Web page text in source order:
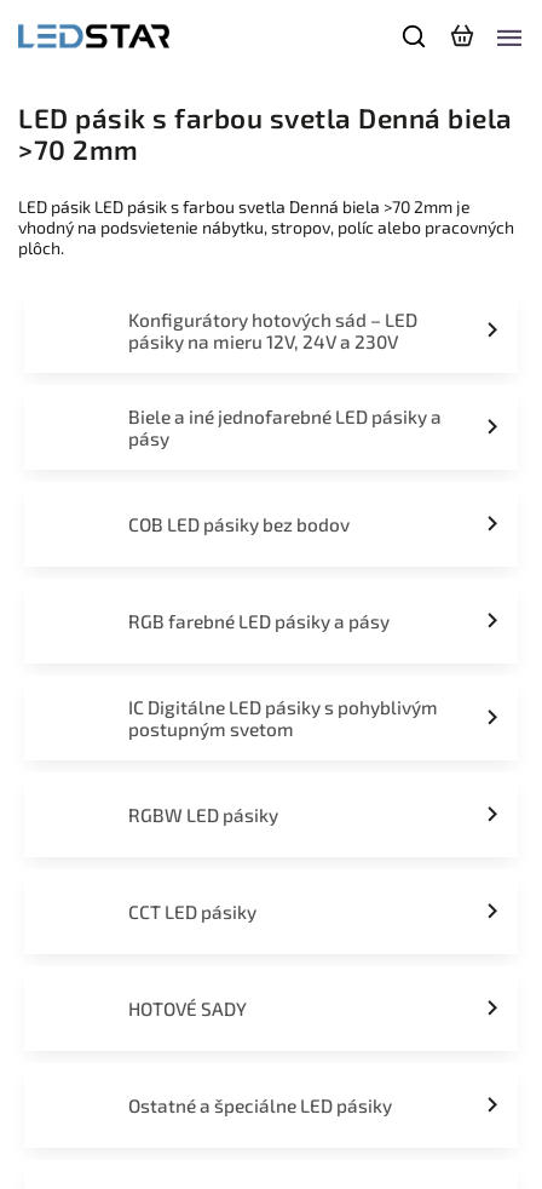
LED pásik s farbou svetla Denná biela
>70 2mm
LED pásik LED pásik s farbou svetla Denná biela >70 2mm je
vhodný na podsvietenie nábytku, stropov, políc alebo pracovných
plôch.
Konfigurátory hotových sád – LED
pásiky na mieru 12V, 24V a 230V
Biele a iné jednofarebné LED pásiky a
pásy
COB LED pásiky bez bodov
RGB farebné LED pásiky a pásy
IC Digitálne LED pásiky s pohyblivým
postupným svetom
RGBW LED pásiky
CCT LED pásiky
HOTOVÉ SADY
Ostatné a špeciálne LED pásiky